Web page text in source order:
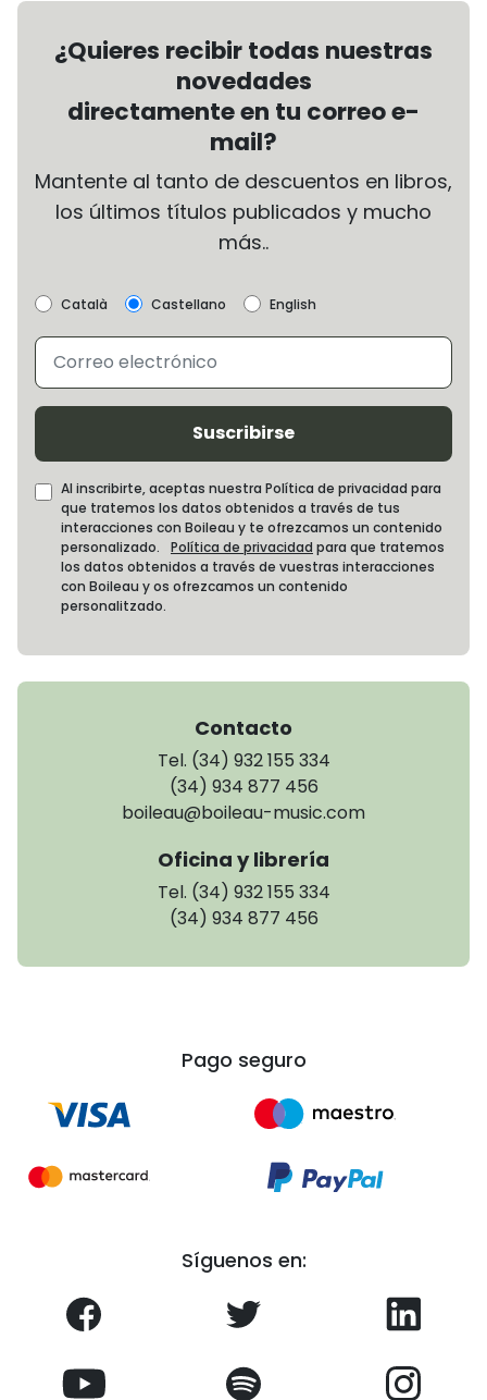
¿Quieres recibir todas nuestras
novedades
directamente en tu correo e-
mail?
Mantente al tanto de descuentos en libros,
los últimos títulos publicados y mucho
más..
Català Castellano English
Suscribirse
Al inscribirte, aceptas nuestra Política de privacidad para
que tratemos los datos obtenidos a través de tus
interacciones con Boileau y te ofrezcamos un contenido
personalizado. Política de privacidad para que tratemos
los datos obtenidos a través de vuestras interacciones
con Boileau y os ofrezcamos un contenido
personalitzado.
Contacto
Tel. (34) 932 155 334
(34) 934 877 456
boileau@boileau-music.com
Oficina y librería
Tel. (34) 932 155 334
(34) 934 877 456
Pago seguro
Síguenos en: